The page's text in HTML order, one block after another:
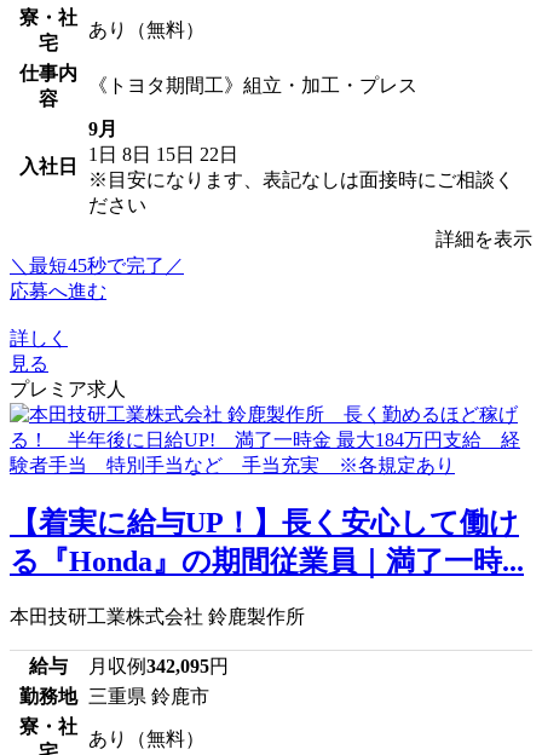
寮・社
宅
あり（無料）
仕事内
容
《トヨタ期間工》組立・加工・プレス
入社日
9月
1日 8日 15日 22日
※目安になります、表記なしは面接時にご相談く
ださい
詳細を表示
＼最短45秒で完了／
応募へ進む
詳しく
見る
プレミア求人
【着実に給与UP！】長く安心して働け
る『Honda』の期間従業員｜満了一時...
本田技研工業株式会社 鈴鹿製作所
給与 月収例342,095円
勤務地 三重県 鈴鹿市
寮・社
あり（無料）